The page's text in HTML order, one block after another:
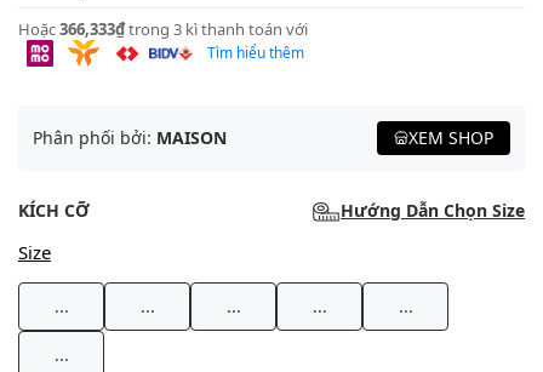
Hoặc366,333₫trong 3 kì thanh toán với
Tìm hiểu thêm
Phân phối bởi: MAISON XEM SHOP
KÍCH CỠ Hướng Dẫn Chọn Size
Size
... ... ... ... ...
...